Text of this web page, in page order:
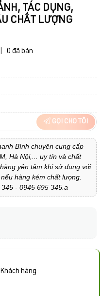
TÁC DỤNG,
CHẤT LƯỢNG
0 đã bán
GỌI CHO TÔI
Bình chuyên cung cấp
Hà Nội,... uy tín và chất
yên tâm khi sử dụng với
hàng kém chất lượng.
- 0945 695 345.a
hàng